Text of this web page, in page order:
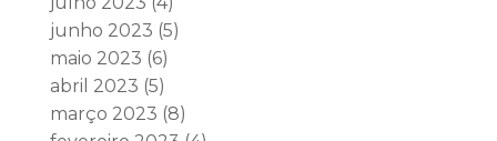
junho 2023 (5)
maio 2023 (6)
abril 2023 (5)
março 2023 (8)